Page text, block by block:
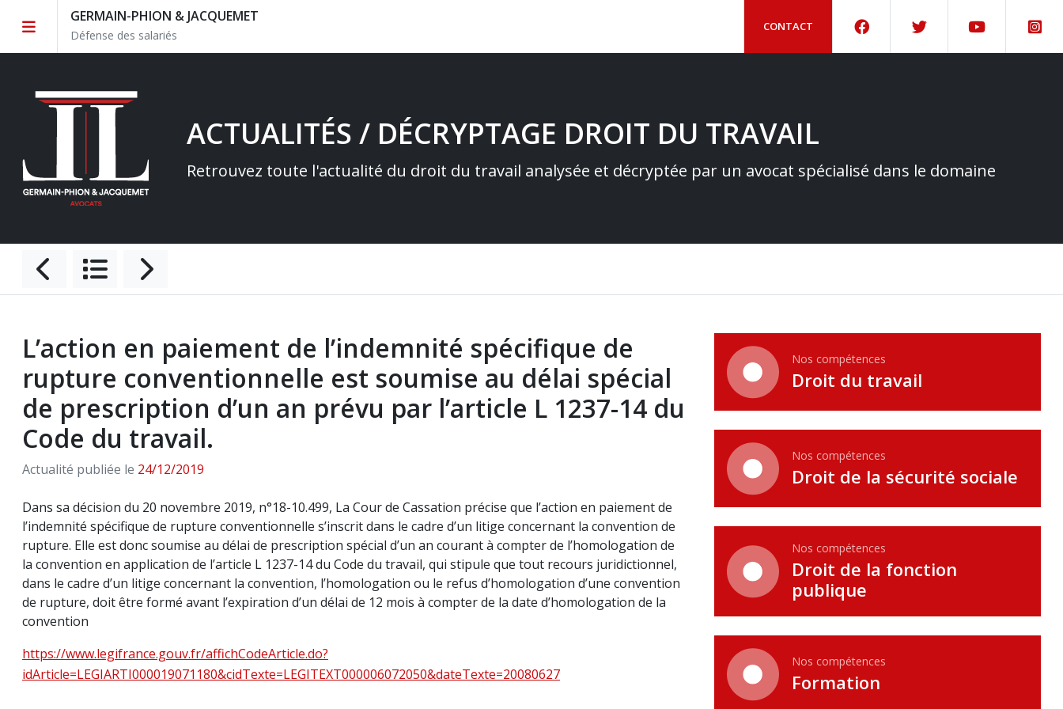
GERMAIN-PHION & JACQUEMET
Défense des salariés
CONTACT
ACTUALITÉS / DÉCRYPTAGE DROIT DU TRAVAIL
Retrouvez toute l'actualité du droit du travail analysée et décryptée par un avocat spécialisé dans le domaine
L’action en paiement de l’indemnité spécifique de
rupture conventionnelle est soumise au délai spécial
de prescription d’un an prévu par l’article L 1237-14 du
Code du travail.
Actualité publiée le 24/12/2019
Dans sa décision du 20 novembre 2019, n°18-10.499, La Cour de Cassation précise que l’action en paiement de
l’indemnité spécifique de rupture conventionnelle s’inscrit dans le cadre d’un litige concernant la convention de
rupture. Elle est donc soumise au délai de prescription spécial d’un an courant à compter de l’homologation de
la convention en application de l’article L 1237-14 du Code du travail, qui stipule que tout recours juridictionnel,
dans le cadre d’un litige concernant la convention, l’homologation ou le refus d’homologation d’une convention
de rupture, doit être formé avant l’expiration d’un délai de 12 mois à compter de la date d’homologation de la
convention
https://www.legifrance.gouv.fr/affichCodeArticle.do?
idArticle=LEGIARTI000019071180&cidTexte=LEGITEXT000006072050&dateTexte=20080627
Nos compétences
Droit du travail
Nos compétences
Droit de la sécurité sociale
Nos compétences
Droit de la fonction
publique
Nos compétences
Formation